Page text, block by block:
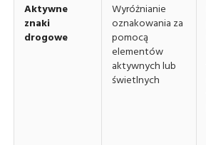
Aktywne
znaki
drogowe
Wyróżnianie
oznakowania za
pomocą
elementów
aktywnych lub
świetlnych